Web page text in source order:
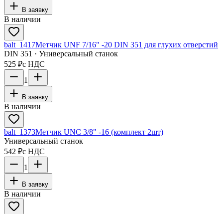
В заявку
В наличии
balt_1417Метчик UNF 7/16" -20 DIN 351 для глухих отверстий
DIN 351 · Универсальный станок
525 ₽с НДС
1
В заявку
В наличии
balt_1373Метчик UNC 3/8" -16 (комплект 2шт)
Универсальный станок
542 ₽с НДС
1
В заявку
В наличии